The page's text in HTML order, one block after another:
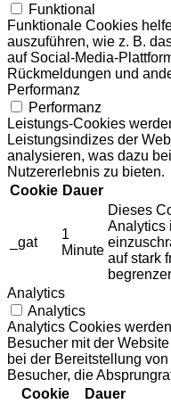
Funktional
Funktionale Cookies
auszuführen, wie z. B.
auf Social-Media-
Rückmeldungen und
Performanz
Performanz
Leistungs-Cookies
Leistungsindizes der
analysieren, was dazu
Nutzererlebnis zu bieten.
Cookie Dauer
_gat
1
Minute
Dieses
Analytics
auf stark
Analytics
Analytics
Analytics Cookies
Besucher mit der
bei der Bereitstellung
Besucher, die
Cookie
Dauer